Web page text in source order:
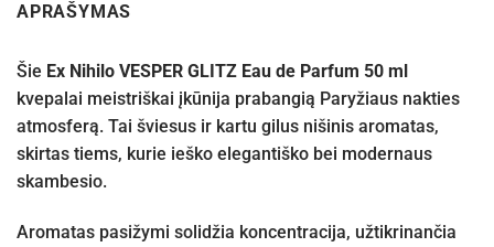
APRAŠYMAS
Šie Ex Nihilo VESPER GLITZ Eau de Parfum 50 ml
kvepalai meistriškai įkūnija prabangią Paryžiaus nakties
atmosferą. Tai šviesus ir kartu gilus nišinis aromatas,
skirtas tiems, kurie ieško elegantiško bei modernaus
skambesio.
Aromatas pasižymi solidžia koncentracija, užtikrinančia